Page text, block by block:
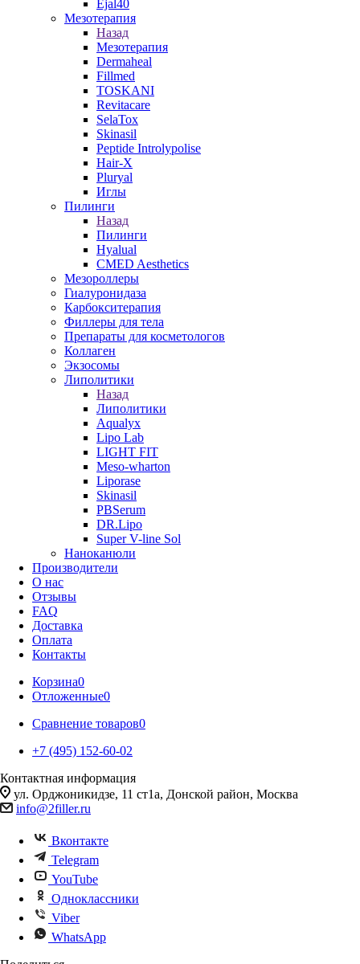
Ejal40
Мезотерапия
Назад
Мезотерапия
Dermaheal
Fillmed
TOSKANI
Revitacare
SelaTox
Skinasil
Peptide Introlypolise
Hair-X
Pluryal
Иглы
Пилинги
Назад
Пилинги
Hyalual
CMED Aesthetics
Мезороллеры
Гиалуронидаза
Карбокситерапия
Филлеры для тела
Препараты для косметологов
Коллаген
Экзосомы
Липолитики
Назад
Липолитики
Aqualyx
Lipo Lab
LIGHT FIT
Meso-wharton
Liporase
Skinasil
PBSerum
DR.Lipo
Super V-line Sol
Наноканюли
Производители
О нас
Отзывы
FAQ
Доставка
Оплата
Контакты
Корзина0
Отложенные0
Сравнение товаров0
+7 (495) 152-60-02
Контактная информация
ул. Орджоникидзе, 11 ст1а, Донской район, Москва
info@2filler.ru
Вконтакте
Telegram
YouTube
Одноклассники
Viber
WhatsApp